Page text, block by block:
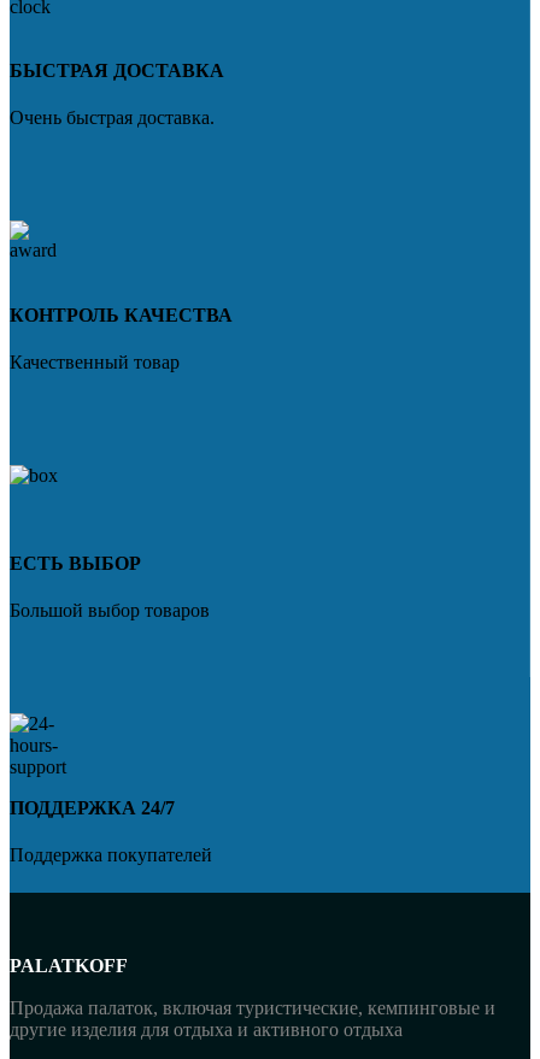
БЫСТРАЯ ДОСТАВКА
Очень быстрая доставка.
КОНТРОЛЬ КАЧЕСТВА
Качественный товар
ЕСТЬ ВЫБОР
Большой выбор товаров
ПОДДЕРЖКА 24/7
Поддержка покупателей
PALATKOFF
Продажа палаток, включая туристические, кемпинговые и
другие изделия для отдыха и активного отдыха